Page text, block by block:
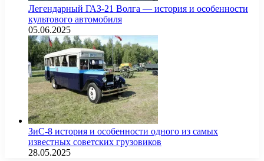
Легендарный ГАЗ-21 Волга — история и особенности
культового автомобиля
05.06.2025
ЗиС-8 история и особенности одного из самых
известных советских грузовиков
28.05.2025